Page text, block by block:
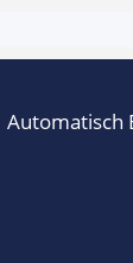
Automatisch